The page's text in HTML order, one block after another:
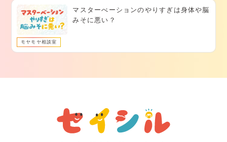
マスターべーションのやりすぎは身体や脳
みそに悪い？
モヤモヤ相談室